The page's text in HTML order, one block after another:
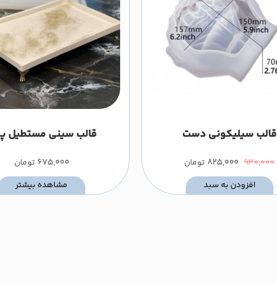
قالب سیلیکونی دست
930,000
825,000 تومان
افزودن به سبد
قالب سینی مستطیل
675,000 تومان
مشاهده بیشتر